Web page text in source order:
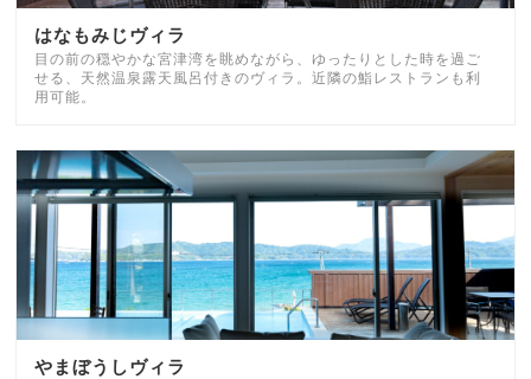
はなもみじヴィラ
目の前の穏やかな宮津湾を眺めながら、ゆったりとした時を過ご
せる、天然温泉露天風呂付きのヴィラ。近隣の鮨レストランも利
用可能。
やまぼうしヴィラ